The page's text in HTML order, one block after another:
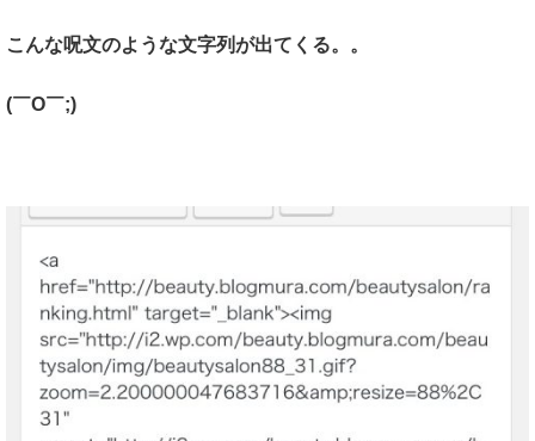
こんな呪文のような文字列が出てくる。。
(￣O￣;)